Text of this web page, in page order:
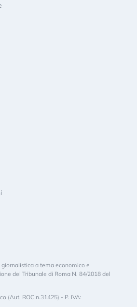
a tema economico e
del Tribunale di Roma N. 84/2018 del
(Aut. ROC n.31425) - P. IVA: